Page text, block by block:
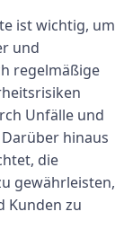
ist wichtig, um
und
regelmäßige
Unfälle und
hinaus
die
gewährleisten,
Kunden zu